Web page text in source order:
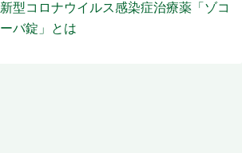
新型コロナウイルス感染症治療薬「ゾコ
ーバ錠」とは